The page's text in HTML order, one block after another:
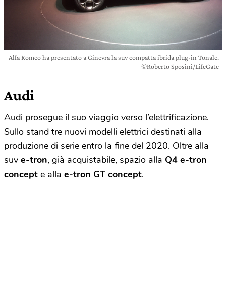
Alfa Romeo ha presentato a Ginevra la suv compatta ibrida plug-in Tonale.
©Roberto Sposini/LifeGate
Audi
Audi prosegue il suo viaggio verso l’elettrificazione.
Sullo stand tre nuovi modelli elettrici destinati alla
produzione di serie entro la fine del 2020. Oltre alla
suv e-tron, già acquistabile, spazio alla Q4 e-tron
concept e alla e-tron GT concept.